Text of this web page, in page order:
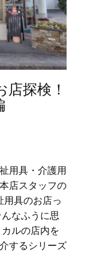
探検！
用具・介護用
店スタッフの
具のお店っ
なふうに思
ルの店内を
するシリーズ